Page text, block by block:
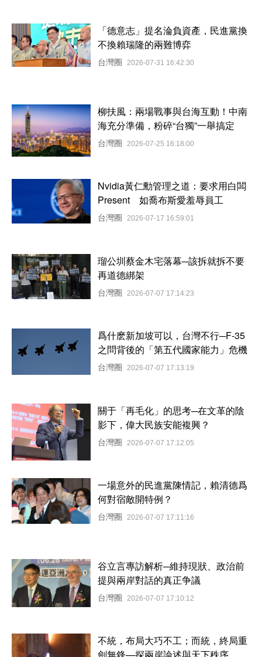
「德意志」提名淪負資產，民進黨換
不換賴瑞隆的兩難博弈
台灣圈 2026-07-31 16:42:30
柳扶風：兩場戰事與台海互動！中南
海充分準備，粉碎“台獨”一舉搞定
台灣圈 2026-07-25 16:18:00
Nvidia黃仁勳管理之道：要求用白闆
Present 如喬布斯愛羞辱員工
台灣圈 2026-07-17 16:59:01
瑠公圳蔡金木宅落幕─該拆就拆不要
再道德綁架
台灣圈 2026-07-07 17:14:23
爲什麽新加坡可以，台灣不行─F-35
之問背後的「第五代國家能力」危機
台灣圈 2026-07-07 17:13:19
關于「再毛化」的思考─在文革的陰
影下，偉大民族安能複興？
台灣圈 2026-07-07 17:12:05
一場意外的民進黨陳情記，賴清德爲
何對宿敵開特例？
台灣圈 2026-07-07 17:11:16
谷立言專訪解析─維持現狀、政治前
提與兩岸對話的真正争議
台灣圈 2026-07-07 17:10:12
不統，布局大巧不工；而統，終局重